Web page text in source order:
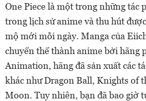
One Piece là một trong những tác
trong lịch sử anime và thu hút
mộ mới mỗi ngày. Manga của
chuyển thể thành anime bởi hãng
Animation, hãng đã sản xuất các
khác như Dragon Ball, Knights of
Moon. Tuy nhiên, bạn đã bao giờ